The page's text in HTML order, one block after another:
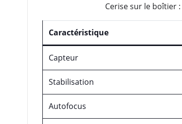
Cerise sur le boîtier
Caractéristique
Capteur
Stabilisation
Autofocus